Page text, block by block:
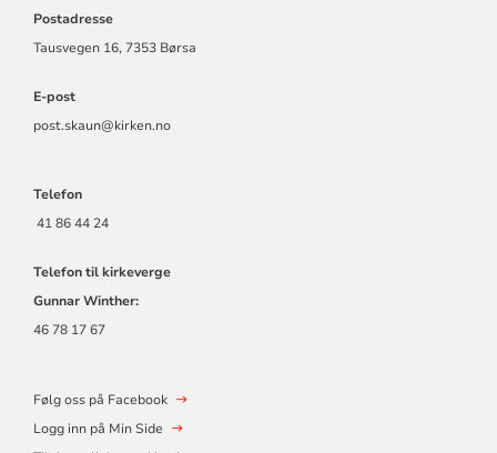
Postadresse
Tausvegen 16, 7353 Børsa
E-post
post.skaun@kirken.no
Telefon
41 86 44 24
Telefon til kirkeverge
Gunnar Winther:
46 78 17 67
Følg oss på Facebook
Logg inn på Min Side